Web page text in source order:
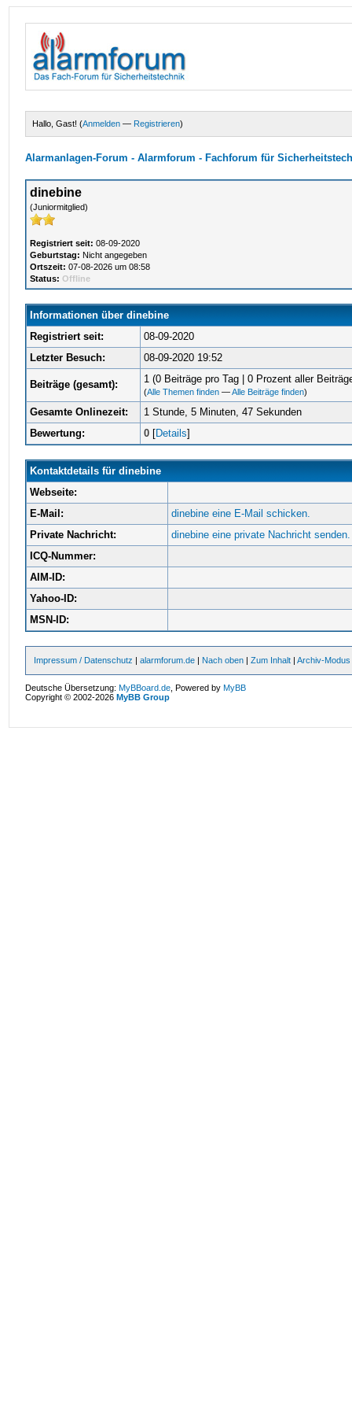
Hallo, Gast! (Anmelden — Registrieren)
Alarmanlagen-Forum - Alarmforum - Fachforum für
dinebine
(Juniormitglied)
Registriert seit: 08-09-2020
Geburtstag: Nicht angegeben
Ortszeit: 07-08-2026 um 08:58
Status: Offline
Informationen über dinebine
Registriert seit:
08-09-2020
Letzter Besuch:
08-09-2020 19:52
Beiträge (gesamt): 1 (0 Beiträge pro Tag | 0 Prozent aller
(Alle Themen finden —Alle Beiträge finden)
Gesamte Onlinezeit:
1 Stunde, 5 Minuten, 47 Sekunden
Bewertung:
0 [Details]
Kontaktdetails für dinebine
Webseite:
E-Mail:
dinebine eine E-Mail schicken.
Private Nachricht:
dinebine eine private Nachricht senden.
ICQ-Nummer:
AIM-ID:
Yahoo-ID:
MSN-ID:
Impressum / Datenschutz |alarmforum.de | Nach oben |Zum Inhalt |Archiv-Modus
Deutsche Übersetzung:MyBBoard.de , Powered byMyBB
Copyright © 2002-2026MyBB Group